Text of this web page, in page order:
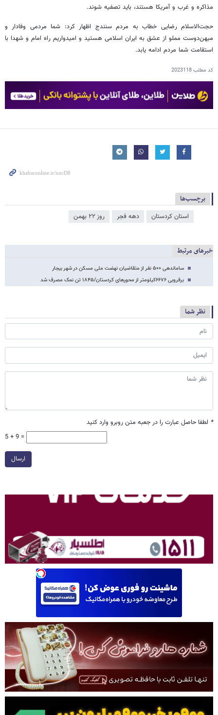
مذاکره و غرب و آمریکا هستند، باید تصفیه شوند.
حجت‌الاسلام رضایی خطاب به مردم سنندج اظهار کرد: شما مردمی وفادار و
میهن‌دوست مملو از عشق به ایران اسلامی هستید و امیدواریم راه امام و شهدا با
استقامت شما مردم ادامه یابد.
کد مطلب2023118
برچسب‌ها
استان کردستان دهه فجر روز ۲۲ بهمن
خبرهای مرتبط
ساماندهی ۵۰۰ نفر از متقاضیان نهضت ملی مسکن در شهر بیجار
برفروبی ۶۶۷۶کیلومتر از محورهای کردستان/۱۸۴۵ تن نمک مصرف شد
نظر شما
* لطفا حاصل عبارت را در جعبه متن روبرو وارد کنید
5 + 9 =
ارسال